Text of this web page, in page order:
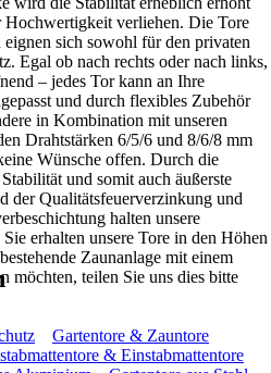
Hochwertigkeit verliehen. Die Tore
sich sowohl für den privaten
Egal ob nach rechts oder nach links,
– jedes Tor kann an Ihre
und durch flexibles Zubehör
in Kombination mit unseren
Drahtstärken 6/5/6 und 8/6/8 mm
Wünsche offen. Durch die
und somit auch äußerste
der Qualitätsfeuerverzinkung und
halten unsere
erhalten unsere Tore in den Höhen
Zaunanlage mit einem
möchten, teilen Sie uns dies bitte
Gartentore & Zauntore
& Einstabmattentore